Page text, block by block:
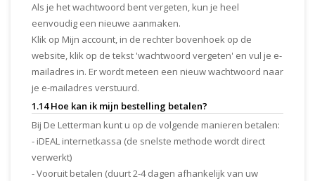
Als je het wachtwoord bent vergeten, kun je heel
eenvoudig een nieuwe aanmaken.
Klik op Mijn account, in de rechter bovenhoek op de
website, klik op de tekst 'wachtwoord vergeten' en vul je e-
mailadres in. Er wordt meteen een nieuw wachtwoord naar
je e-mailadres verstuurd.
1.14 Hoe kan ik mijn bestelling betalen?
Bij De Letterman kunt u op de volgende manieren betalen:
- iDEAL internetkassa (de snelste methode wordt direct
verwerkt)
- Vooruit betalen (duurt 2-4 dagen afhankelijk van uw